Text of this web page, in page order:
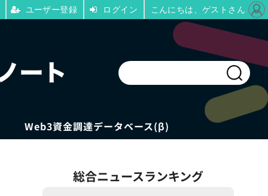
Web3資金調達データベース(β)
総合ニュースランキング
ユーザー登録 ログイン こんにちは、ゲストさん